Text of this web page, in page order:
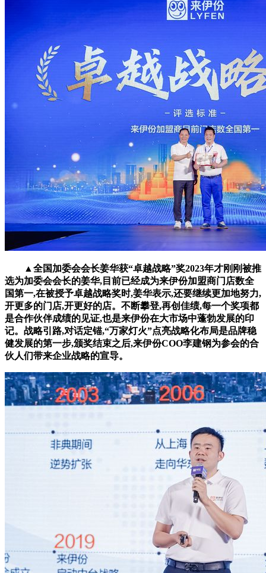
▲全国加委会会长姜华获“卓越战略”奖2023年才刚刚被推
选为加委会会长的姜华,目前已经成为来伊份加盟商门店数全
国第一,在被授予卓越战略奖时,姜华表示,还要继续更加地努力,
开更多的门店,开更好的店。不断攀登,再创佳绩,每一个奖项都
是合作伙伴成绩的见证,也是来伊份在大市场中蓬勃发展的印
记。战略引路,对话定锚,“万家灯火”点亮战略化布局是品牌稳
健发展的第一步,颁奖结束之后,来伊份COO李建钢为参会的合
伙人们带来企业战略的宣导。